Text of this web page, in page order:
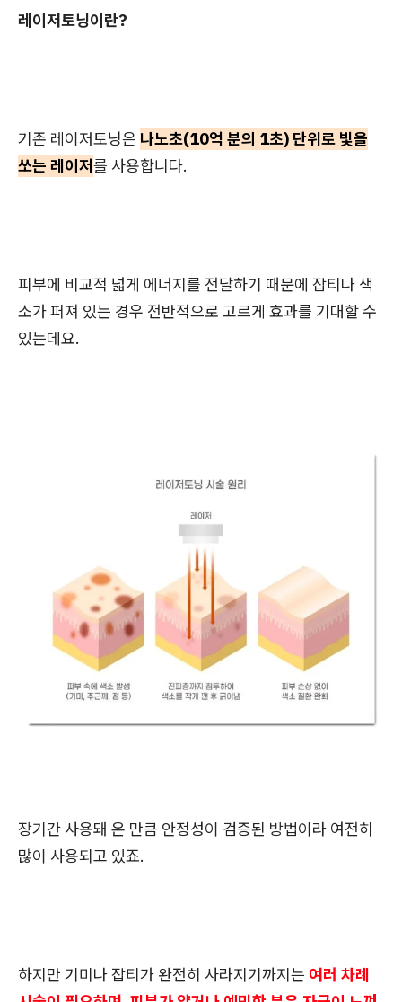
레이저토닝이란?
기존 레이저토닝은 나노초(10억 분의 1초) 단위로 빛을
쏘는 레이저를 사용합니다.
피부에 비교적 넓게 에너지를 전달하기 때문에 잡티나 색
소가 퍼져 있는 경우 전반적으로 고르게 효과를 기대할 수
있는데요.
장기간 사용돼 온 만큼 안정성이 검증된 방법이라 여전히
많이 사용되고 있죠.
하지만 기미나 잡티가 완전히 사라지기까지는 여러 차례